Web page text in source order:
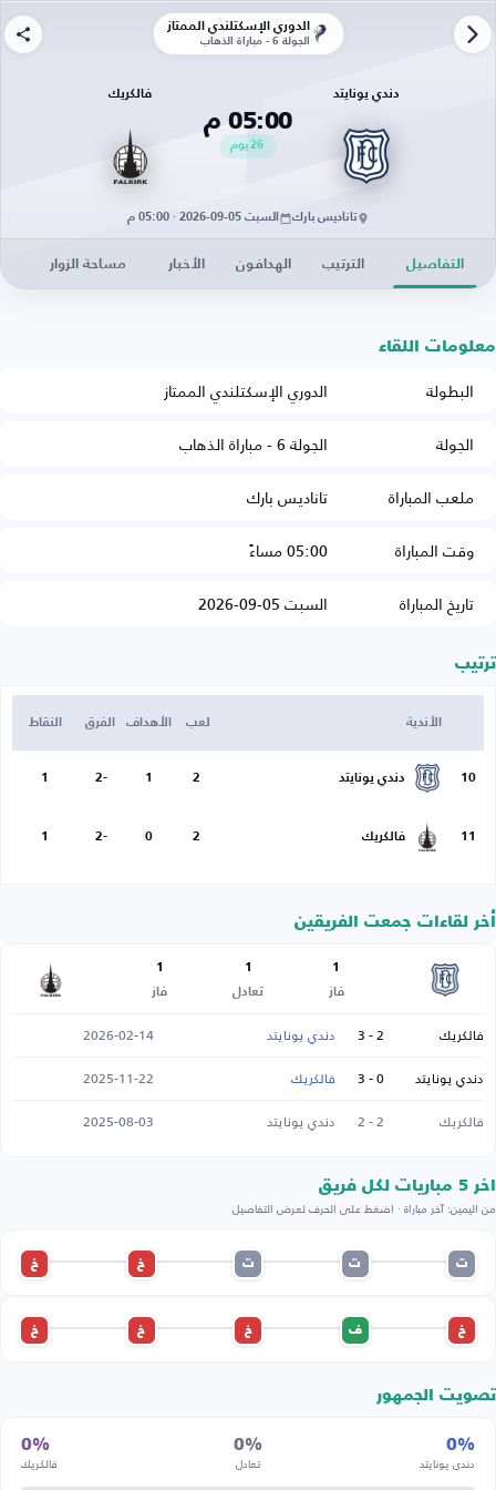
الدوري الإسكتلندي الممتاز
الجولة 6 - مباراة الذهاب
دندي يونايتد
05:00 م
26يوم
فالكريك
تاناديس بارك السبت 05-09-2026 · 05:00 م
التفاصيل الترتيب الهدافون الأخبار مساحة الزوار
معلومات اللقاء
البطولة
الدوري الإسكتلندي الممتاز
الجولة
الجولة 6 - مباراة الذهاب
ملعب المباراة
تاناديس بارك
وقت المباراة
05:00 مساءً
تاريخ المباراة
السبت 05-09-2026
ترتيب
الأندية لعب الأهداف الفرق النقاط
10 دندي يونايتد 2
1
-2
1
11 فالكريك 2
0
-2
1
أخر لقاءات جمعت الفريقين
1
فاز
1
تعادل
1
فاز
فالكريك 2 - 3 دندي يونايتد
2026-02-14
دندي يونايتد
0 - 3 فالكريك
2025-11-22
فالكريك
2 - 2 دندي يونايتد 2025-08-03
اخر 5 مباريات لكل فريق
من اليمين: آخر مباراة · اضغط على الحرف لعرض التفاصيل
ت ت ت خ خ
خ ف خ خ خ
تصويت الجمهور
0%
دندي يونايتد
0%
تعادل
0%
فالكريك